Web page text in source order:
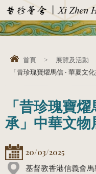
首頁 > 展覽及活動
「昔珍瑰寶燿馬信 · 華夏文
「昔珍瑰寶
承」中華文物
20/03/2025
基督教香港信義會